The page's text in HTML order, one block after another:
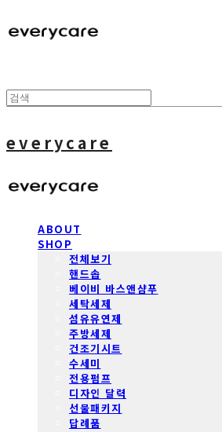
everycare
ABOUT
SHOP
전체보기
핸드솝
베이비 바스앤샴푸
세탁세제
섬유유연제
주방세제
건조기시트
수세미
전용펌프
디자인 달력
선물패키지
답례품